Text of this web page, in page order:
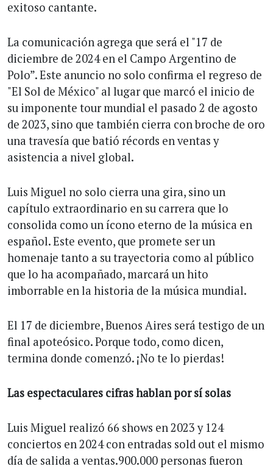
exitoso cantante.
La comunicación agrega que será el "17 de
diciembre de 2024 en el Campo Argentino de
Polo”. Este anuncio no solo confirma el regreso de
"El Sol de México" al lugar que marcó el inicio de
su imponente tour mundial el pasado 2 de agosto
de 2023, sino que también cierra con broche de oro
una travesía que batió récords en ventas y
asistencia a nivel global.
Luis Miguel no solo cierra una gira, sino un
capítulo extraordinario en su carrera que lo
consolida como un ícono eterno de la música en
español. Este evento, que promete ser un
homenaje tanto a su trayectoria como al público
que lo ha acompañado, marcará un hito
imborrable en la historia de la música mundial.
El 17 de diciembre, Buenos Aires será testigo de un
final apoteósico. Porque todo, como dicen,
termina donde comenzó. ¡No te lo pierdas!
Las espectaculares cifras hablan por sí solas
Luis Miguel realizó 66 shows en 2023 y 124
conciertos en 2024 con entradas sold out el mismo
día de salida a ventas.900.000 personas fueron